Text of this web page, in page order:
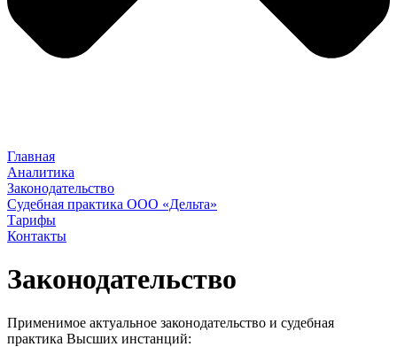
Главная
Аналитика
Законодательство
Судебная практика ООО «Дельта»
Тарифы
Контакты
Законодательство
Применимое актуальное законодательство и судебная
практика Высших инстанций: